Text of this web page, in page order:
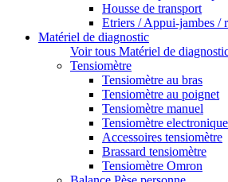
Housse de transport
Etriers / Appui-jambes /
Matériel de diagnostic
Voir tous Matériel de
Tensiomètre
Tensiomètre au bras
Tensiomètre au poignet
Tensiomètre manuel
Tensiomètre electronique
Accessoires tensiomètre
Brassard tensiomètre
Tensiomètre Omron